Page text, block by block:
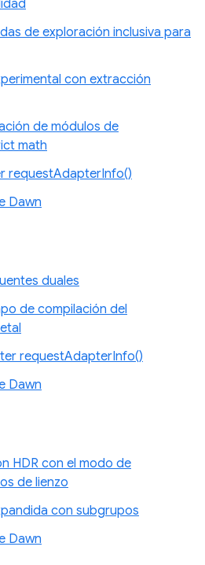
de exploración inclusiva para
con extracción
de módulos de
math
requestAdapterInfo()
Dawn
duales
de compilación del
requestAdapterInfo()
Dawn
HDR con el modo de
de lienzo
con subgrupos
Dawn